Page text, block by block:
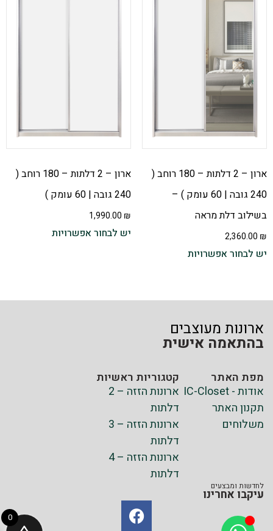
ארון – 2 דלתות – 180 רוחב (
240 גובה | 60 עומק ) –
בשילוב דלת מראה
2,360.00 ₪
יש לבחור אפשרויות
ארון – 2 דלתות – 180 רוחב (
240 גובה | 60 עומק )
1,990.00 ₪
יש לבחור אפשרויות
ארונות מעוצבים
בהתאמה אישית
מפת האתר
אודות - IC-Closet
תקנון האתר
משלוחים
קטגוריות ראשיות
ארונות הזזה – 2
דלתות
ארונות הזזה – 3
דלתות
ארונות הזזה – 4
דלתות
לחדשות ומבצעים
עיקבו אחרינו
0